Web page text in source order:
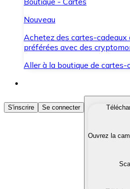
Nouveau
Achetez des cartes-cadeaux
préférées avec des
Aller à la boutique de cartes-
Acheter des Cryptomonnaies
Achetez les
Convertissez vos
S'inscrire Se connecter
Ouvrez la